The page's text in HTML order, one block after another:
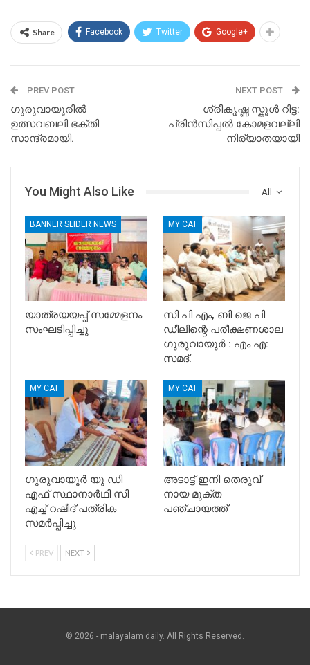
Share Facebook Twitter Google+
PREV POST
ഗുരുവായൂരിൽ
ഉത്സവബലി ഭക്തി
സാന്ദ്രമായി.
NEXT POST
ശ്രീകൃഷ്ണ സ്കൂൾ റിട്ട:
പ്രിൻസിപ്പൽ കോമളവല്ലി
നിര്യാതയായി
All
You Might Also Like
BANNER SLIDER NEWS
യാത്രയയപ്പ് സമ്മേളനം
സംഘടിപ്പിച്ചു
MY CAT
സി പി എം, ബി ജെ പി
ഡീലിന്റെ പരീക്ഷണശാല
ഗുരുവായൂർ : എം എ:
സമദ്.
MY CAT
ഗുരുവായൂർ യു ഡി
എഫ് സ്ഥാനാർഥി സി
എച്ച് റഷീദ് പത്രിക
സമർപ്പിച്ചു
MY CAT
അടാട്ട് ഇനി തെരുവ്
നായ മുക്ത
പഞ്ചായത്ത്‌
PREV NEXT
© 2026 - malayalam daily. All Rights Reserved.